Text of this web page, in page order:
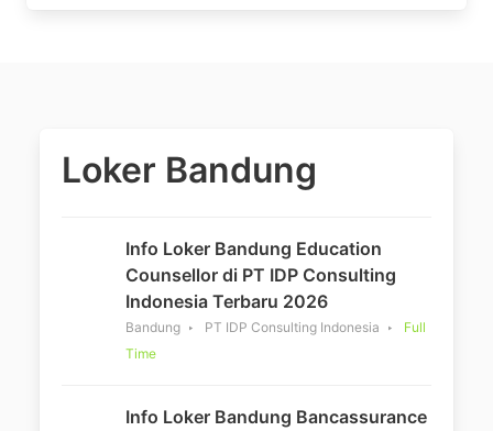
Loker Bandung
Info Loker Bandung Education
Counsellor di PT IDP Consulting
Indonesia Terbaru 2026
Bandung PT IDP Consulting Indonesia
Full
Time
Info Loker Bandung Bancassurance